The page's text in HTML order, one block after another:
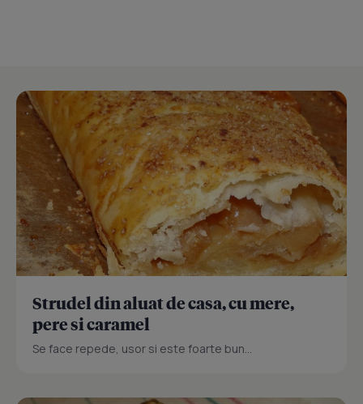
Strudel din aluat de casa, cu mere,
pere si caramel
Se face repede, usor si este foarte bun...